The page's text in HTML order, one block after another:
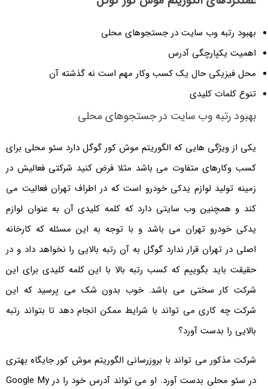
بهبود رتبه وب سایت در جستجوهای محلی
اهمیت یکپارچگی آدرس
محل فیزیکی حال یک کسب وکار مهم است نه گذشته آن
تنوع کلمات کلیدی
بهبود رتبه وب سایت در جستجوهای محلی
یکی از ویژگی هایی که الگوریتم موش کور گوگل دارد سئو محلی برای
کسب وکارهای متفاوت می باشد مثلا فرض کنید شرکتی فعالیش در
زمینه تولید لوازم یدکی خودرو است که در اطراف تهران فعالیت می
کند و همچنین وب سایتی دارد که کلمه کلیدی آن به عنوان لوازم
یدکی خودرو تهران می باشد و با توجه به این مسئله که کارخانه
اصلی در تهران قرار ندارد گوگل به آن رتبه بالایی را نخواهد داد و در
حقیقت باید بگوییم که کسب رتبه بالا با این کلمه کلیدی برای این
شرکت کار سختی می باشد. خوب بدون شک می پرسید که این
شرکت چه کاری می تواند با شرایط ممکن انجام دهد تا بتواند رتبه
بالایی را بدست آورد؟
شرکت مذکور می تواند با بروزرسانی الگوریتم موش کور جایگاه بهتری
در سئو محلی بدست آورد. او می تواند آدرس خود را در Google My